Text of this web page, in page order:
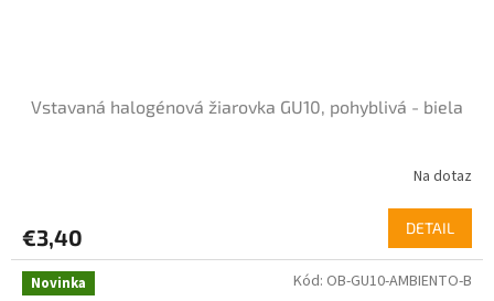
Vstavaná halogénová žiarovka GU10, pohyblivá - biela
Na dotaz
€3,40 DETAIL
Novinka Kód: OB-GU10-AMBIENTO-B